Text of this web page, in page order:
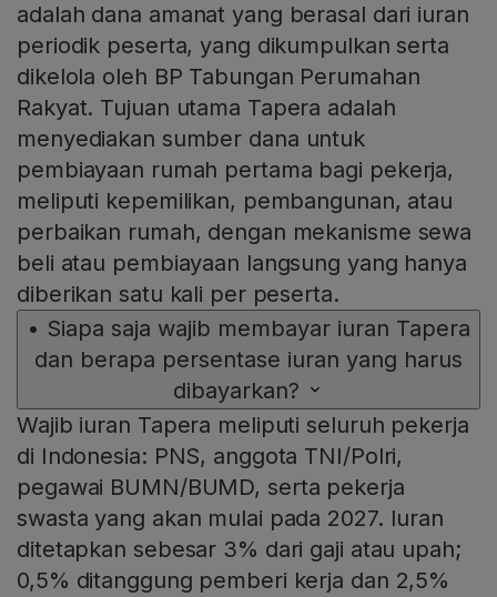
adalah dana amanat yang berasal dari iuran
periodik peserta, yang dikumpulkan serta
dikelola oleh BP Tabungan Perumahan
Rakyat. Tujuan utama Tapera adalah
menyediakan sumber dana untuk
pembiayaan rumah pertama bagi pekerja,
meliputi kepemilikan, pembangunan, atau
perbaikan rumah, dengan mekanisme sewa
beli atau pembiayaan langsung yang hanya
diberikan satu kali per peserta.
• Siapa saja wajib membayar iuran Tapera
dan berapa persentase iuran yang harus
dibayarkan?
Wajib iuran Tapera meliputi seluruh pekerja
di Indonesia: PNS, anggota TNI/Polri,
pegawai BUMN/BUMD, serta pekerja
swasta yang akan mulai pada 2027. Iuran
ditetapkan sebesar 3% dari gaji atau upah;
0,5% ditanggung pemberi kerja dan 2,5%